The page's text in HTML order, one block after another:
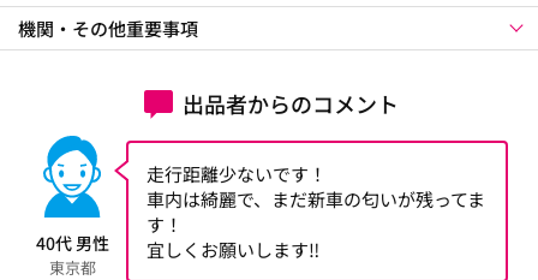
機関・その他重要事項
出品者からのコメント
40代 男性
東京都
走行距離少ないです！
車内は綺麗で、まだ新車の匂いが残ってま
す！
宜しくお願いします‼︎